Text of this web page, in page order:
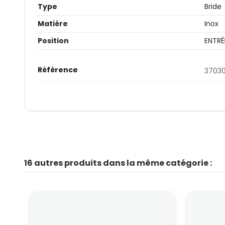
Type
Bride
Matière
Inox
Position
Référence
16 autres produits dans la même catégorie :